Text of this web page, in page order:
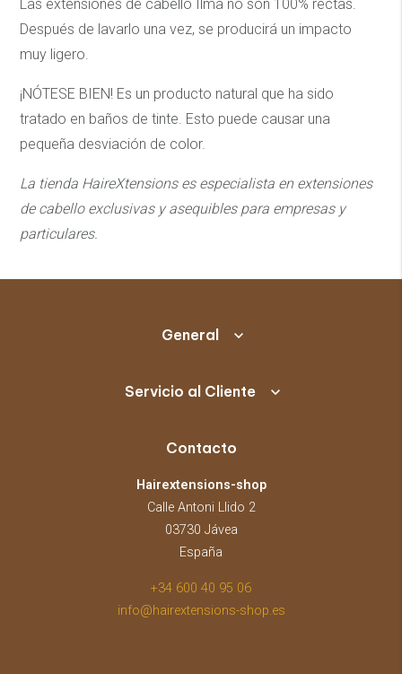
Las extensiones de cabello Ilma no son 100% rectas.
Después de lavarlo una vez, se producirá un impacto
muy ligero.
¡NÓTESE BIEN! Es un producto natural que ha sido
tratado en baños de tinte. Esto puede causar una
pequeña desviación de color.
La tienda HaireXtensions es especialista en extensiones
de cabello exclusivas y asequibles para empresas y
particulares.
General
Servicio al Cliente
Contacto
Hairextensions-shop
Calle Antoni Llido 2
03730 Jávea
España
+34 600 40 95 06
info@hairextensions-shop.es